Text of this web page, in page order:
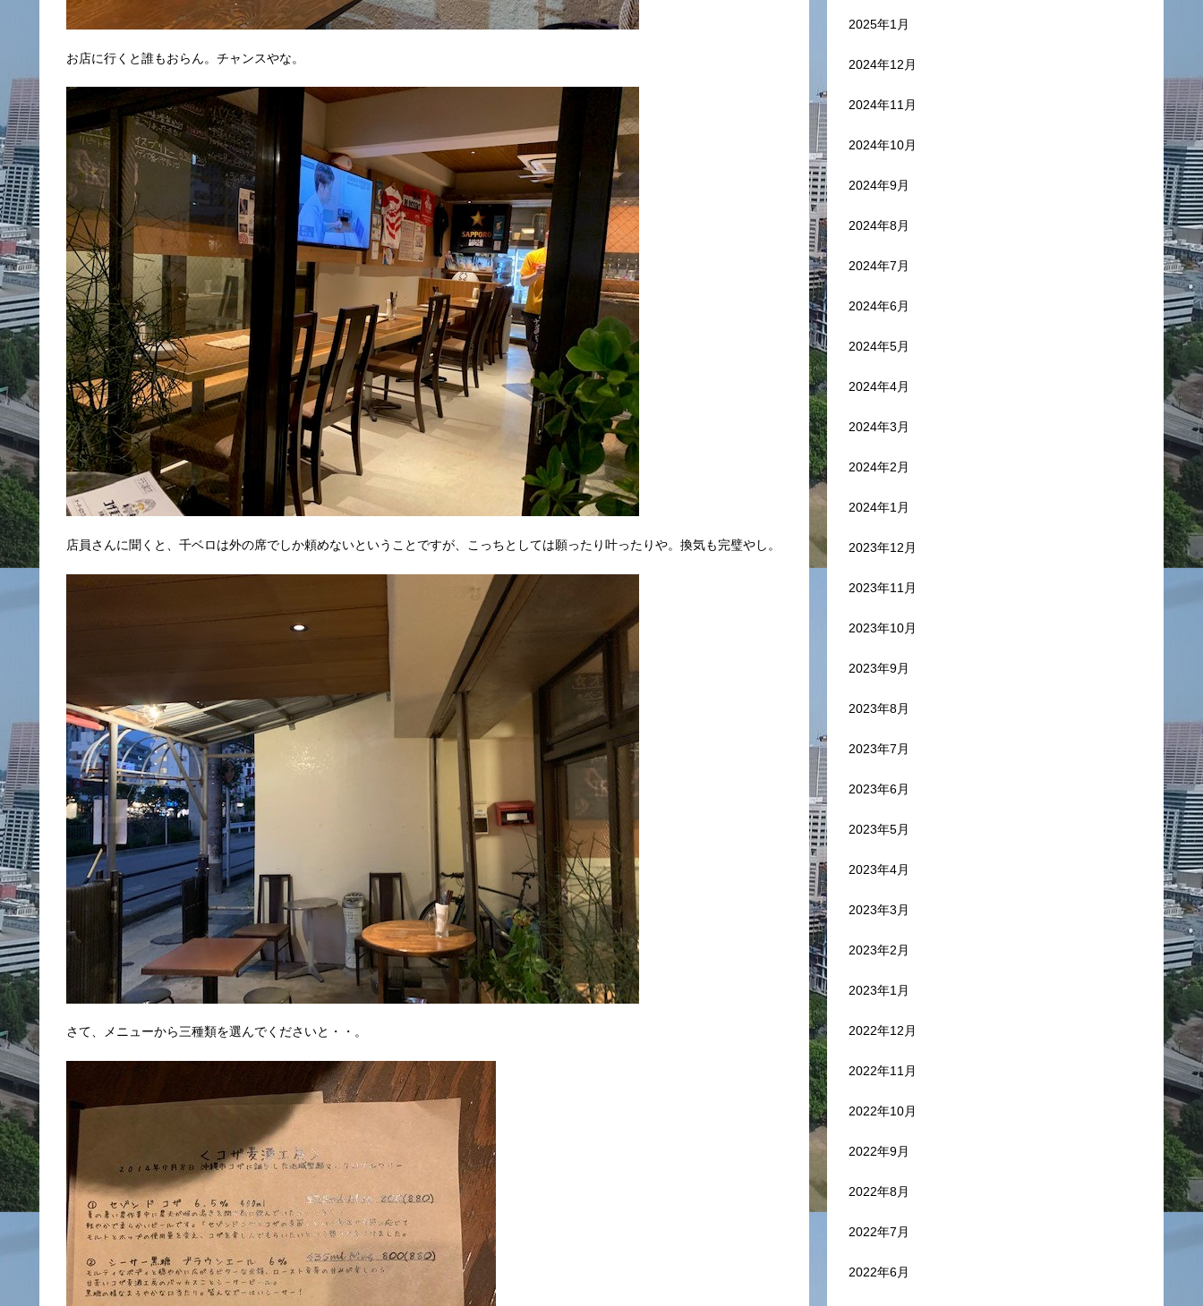
お店に行くと誰もおらん。チャンスやな。
店員さんに聞くと、千ベロは外の席でしか頼めないということですが、こっちとしては願ったり叶ったりや。換気も完璧やし。
さて、メニューから三種類を選んでくださいと・・。
2025年1月
2024年12月
2024年11月
2024年10月
2024年9月
2024年8月
2024年7月
2024年6月
2024年5月
2024年4月
2024年3月
2024年2月
2024年1月
2023年12月
2023年11月
2023年10月
2023年9月
2023年8月
2023年7月
2023年6月
2023年5月
2023年4月
2023年3月
2023年2月
2023年1月
2022年12月
2022年11月
2022年10月
2022年9月
2022年8月
2022年7月
2022年6月